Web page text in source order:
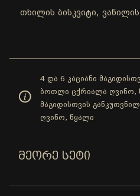
თხილის ბისკვიტი,
4 და 6 კაციანი
ბოთლი ცქრიალა ღვინო,
მაგიდისთვის
ღვინო, წყალი
ᲛᲔᲝᲠᲔ ᲡᲔᲢᲘ